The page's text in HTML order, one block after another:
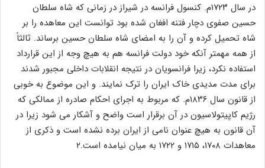
در سال ۱۷۲۳م. کنسول فرانسه در شیراز در زمانی که شاه سلطان
حسین صفوی دچار فتنه افغان شده بود توانست این معاهده را بر
شاه تحمیل کرده و آن را به امضای شاه سلطان حسین برساند. ثالثاً
از همه مهمتر آنکه خود دولت فرانسه هم به هیچ وجه از این قرارداد
استفاده نکرد، زیرا فرانسویان در نتیجه انقلابات داخلی مجبور شدند
برای مدت مدیدی خاک ایران را ترک نمایند. و این موضوع به خوبی
از قانون سال ۱۸۳۶م. که مربوط به اجرای احکام صادره از ممالکی که
رژیم کاپیتولاسیون در آن برقرار است واضح و آشکار می شود زیرا در
آن قانون به هیچ عنوان نامی از ایران برده نشده است و ذکری از
معاهدات ۱۷۰۸، ۱۷۱۵ و ۱۷۲۲ به میان نیامده است.۲